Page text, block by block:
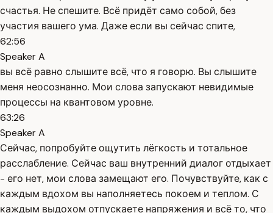
счастья. Не спешите. Всё придёт само собой, без
участия вашего ума. Даже если вы сейчас спите,
62:56
Speaker A
вы всё равно слышите всё, что я говорю. Вы слышите
меня неосознанно. Мои слова запускают невидимые
процессы на квантовом уровне.
63:26
Speaker A
Сейчас, попробуйте ощутить лёгкость и тотальное
расслабление. Сейчас ваш внутренний диалог отдыхает
- его нет, мои слова замещают его. Почувствуйте, как с
каждым вдохом вы наполняетесь покоем и теплом. С
каждым выдохом отпускаете напряжения и всё то, что